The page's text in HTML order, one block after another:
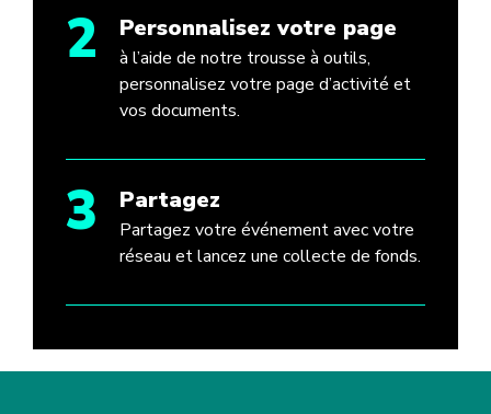
2 Personnalisez votre page
à l’aide de notre trousse à outils,
personnalisez votre page d’activité et
vos documents.
3 Partagez
Partagez votre événement avec votre
réseau et lancez une collecte de fonds.